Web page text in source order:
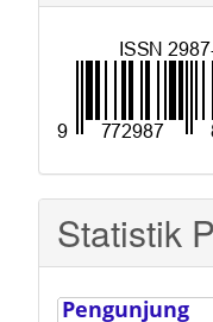
Statistik